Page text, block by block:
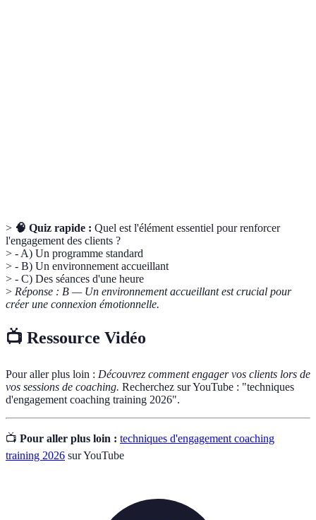
> 🧠 Quiz rapide : Quel est l'élément essentiel pour renforcer
l'engagement des clients ?
> - A) Un programme standard
> - B) Un environnement accueillant
> - C) Des séances d'une heure
> Réponse : B — Un environnement accueillant est crucial pour
créer une connexion émotionnelle.
📺 Ressource Vidéo
Pour aller plus loin : Découvrez comment engager vos clients lors de
vos sessions de coaching. Recherchez sur YouTube : "techniques
d'engagement coaching training 2026".
📺 Pour aller plus loin : techniques d'engagement coaching
training 2026 sur YouTube